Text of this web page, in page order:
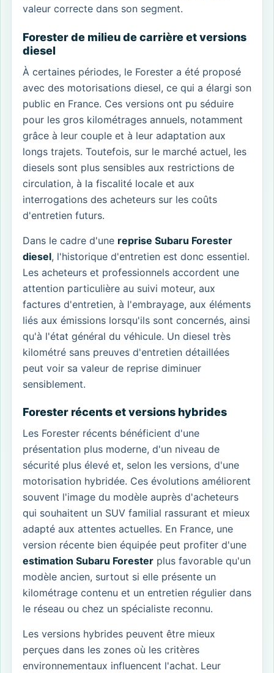
valeur correcte dans son segment.
Forester de milieu de carrière et versions
diesel
À certaines périodes, le Forester a été proposé
avec des motorisations diesel, ce qui a élargi son
public en France. Ces versions ont pu séduire
pour les gros kilométrages annuels, notamment
grâce à leur couple et à leur adaptation aux
longs trajets. Toutefois, sur le marché actuel, les
diesels sont plus sensibles aux restrictions de
circulation, à la fiscalité locale et aux
interrogations des acheteurs sur les coûts
d'entretien futurs.
Dans le cadre d'une reprise Subaru Forester
diesel, l'historique d'entretien est donc essentiel.
Les acheteurs et professionnels accordent une
attention particulière au suivi moteur, aux
factures d'entretien, à l'embrayage, aux éléments
liés aux émissions lorsqu'ils sont concernés, ainsi
qu'à l'état général du véhicule. Un diesel très
kilométré sans preuves d'entretien détaillées
peut voir sa valeur de reprise diminuer
sensiblement.
Forester récents et versions hybrides
Les Forester récents bénéficient d'une
présentation plus moderne, d'un niveau de
sécurité plus élevé et, selon les versions, d'une
motorisation hybridée. Ces évolutions améliorent
souvent l'image du modèle auprès d'acheteurs
qui souhaitent un SUV familial rassurant et mieux
adapté aux attentes actuelles. En France, une
version récente bien équipée peut profiter d'une
estimation Subaru Forester plus favorable qu'un
modèle ancien, surtout si elle présente un
kilométrage contenu et un entretien régulier dans
le réseau ou chez un spécialiste reconnu.
Les versions hybrides peuvent être mieux
perçues dans les zones où les critères
environnementaux influencent l'achat. Leur